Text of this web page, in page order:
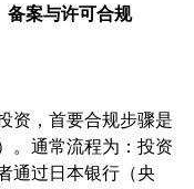
备案与许可合规
资，首要合规步骤是
。通常流程为：投资
通过日本银行（央